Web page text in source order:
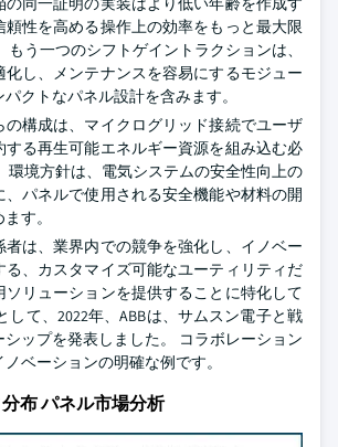
頼性を高める操作上の効率をもっと最大限
もう一つのシフトゲイントラクションは、
化し、メンテナンスを容易にするモジュー
クトなパネル設計を含みます。
の構成は、マイクログリッド接続でユーザ
する再生可能エネルギー資源を組み込む必
環境方針は、電気システムの安全性向上の
、パネルで使用される安全機能や材料の開
す。
者は、業界内での競争を強化し、イノベー
る、カスタマイズ可能なユーティリティだ
ソリューションを提供することに特化して
して、2022年、ABBは、サムスン電子と戦
ップを発表しました。 コラボレーション
ベーションの明確な例です。
布 パネル市場分析